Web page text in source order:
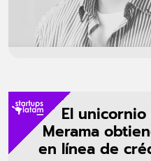
El
Merama
en línea de